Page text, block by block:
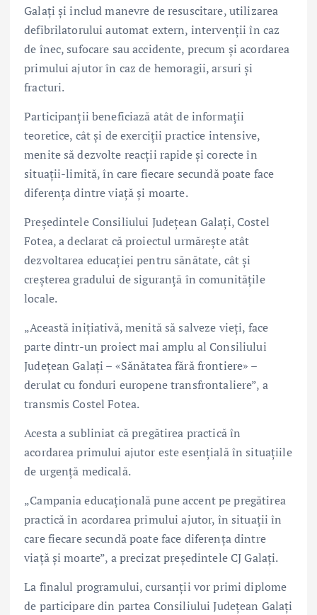
Galați și includ manevre de resuscitare, utilizarea
defibrilatorului automat extern, intervenții în caz
de înec, sufocare sau accidente, precum și acordarea
primului ajutor în caz de hemoragii, arsuri și
fracturi.
Participanții beneficiază atât de informații
teoretice, cât și de exerciții practice intensive,
menite să dezvolte reacții rapide și corecte în
situații-limită, în care fiecare secundă poate face
diferența dintre viață și moarte.
Președintele Consiliului Județean Galați, Costel
Fotea, a declarat că proiectul urmărește atât
dezvoltarea educației pentru sănătate, cât și
creșterea gradului de siguranță în comunitățile
locale.
„Această inițiativă, menită să salveze vieți, face
parte dintr-un proiect mai amplu al Consiliului
Județean Galați – «Sănătatea fără frontiere» –
derulat cu fonduri europene transfrontaliere”, a
transmis Costel Fotea.
Acesta a subliniat că pregătirea practică în
acordarea primului ajutor este esențială în situațiile
de urgență medicală.
„Campania educațională pune accent pe pregătirea
practică în acordarea primului ajutor, în situații în
care fiecare secundă poate face diferența dintre
viață și moarte”, a precizat președintele CJ Galați.
La finalul programului, cursanții vor primi diplome
de participare din partea Consiliului Județean Galați